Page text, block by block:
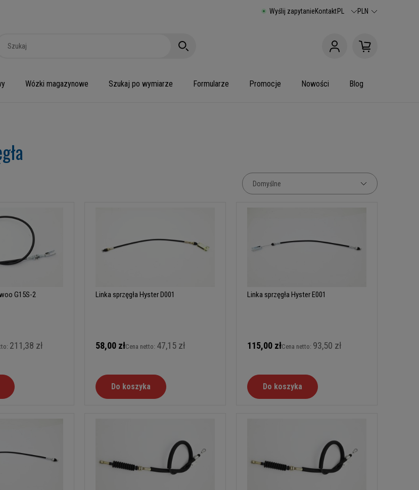
Wyślij zapytanieKontaktPL PLN
Wózki magazynowe Szukaj po wymiarze Formularze Promocje Nowości Blog
G15S-2
211,38 zł
Linka sprzęgła Hyster D001
58,00 złCena netto: 47,15 zł
Do koszyka
Linka sprzęgła Hyster E001
115,00 złCena netto: 93,50 zł
Do koszyka